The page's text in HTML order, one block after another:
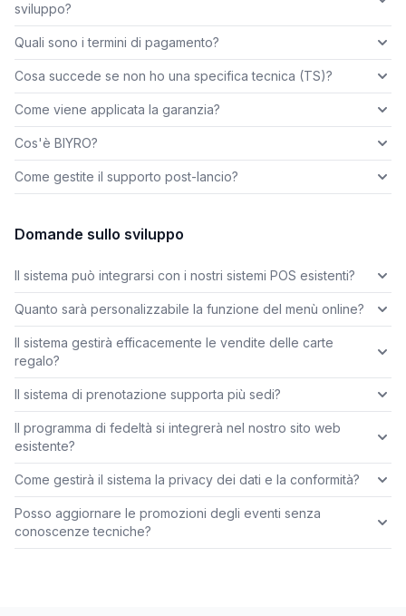
sviluppo?
Quali sono i termini di pagamento?
Cosa succede se non ho una specifica tecnica (TS)?
Come viene applicata la garanzia?
Cos'è BIYRO?
Come gestite il supporto post-lancio?
Domande sullo sviluppo
Il sistema può integrarsi con i nostri sistemi POS esistenti?
Quanto sarà personalizzabile la funzione del menù online?
Il sistema gestirà efficacemente le vendite delle carte
regalo?
Il sistema di prenotazione supporta più sedi?
Il programma di fedeltà si integrerà nel nostro sito web
esistente?
Come gestirà il sistema la privacy dei dati e la conformità?
Posso aggiornare le promozioni degli eventi senza
conoscenze tecniche?